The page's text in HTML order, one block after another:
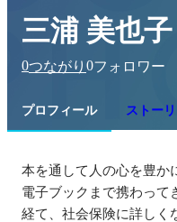
三浦 美也子
0つながり 0フォロワー
プロフィール ストー
本を通して人の心を豊か
電子ブックまで携わって
経て、社会保険に詳しく